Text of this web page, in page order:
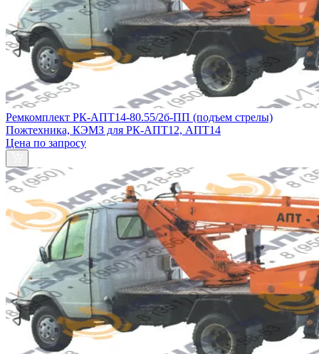
Ремкомплект РК-АПТ14-80.55/2б-ПП (подъем стрелы)
Пожтехника, КЭМЗ для РК-АПТ12, АПТ14
Цена по запросу